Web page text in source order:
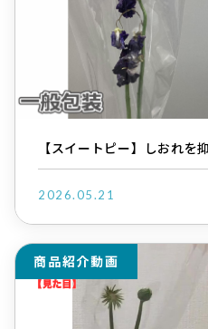
【スイートピー】しおれを
2026.05.21
商品紹介動画